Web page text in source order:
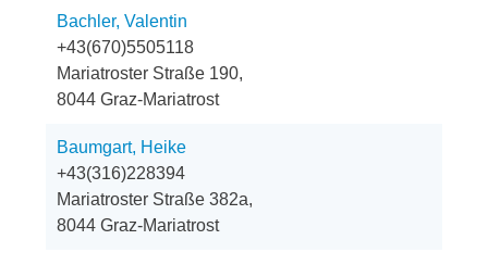
Bachler, Valentin
+43(670)5505118
Mariatroster Straße 190,
8044 Graz-Mariatrost
Baumgart, Heike
+43(316)228394
Mariatroster Straße 382a,
8044 Graz-Mariatrost